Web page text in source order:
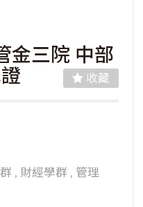
金三院 中部
收藏
, 財經學群 , 管理